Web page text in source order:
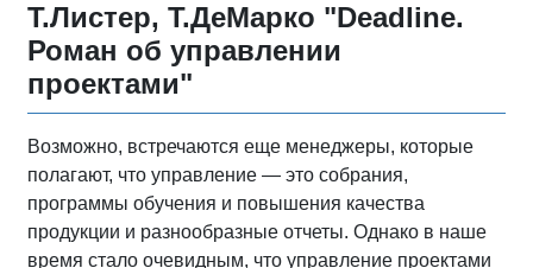
Т.Листер, Т.ДеМарко "Deadline.
Роман об управлении
проектами"
Возможно, встречаются еще менеджеры, которые
полагают, что управление — это собрания,
программы обучения и повышения качества
продукции и разнообразные отчеты. Однако в наше
время стало очевидным, что управление проектами